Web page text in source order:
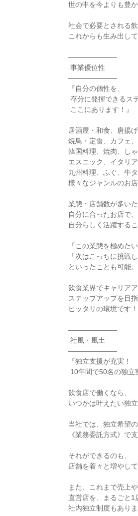
世の中を今よりも豊か
社会で必要とされる飲
これからも生み出し
―――――――
―――――――
『自分の個性を、
居酒屋・和食、唐揚
焼鳥・定食、カフェ、
韓国料理、焼肉、しゃ
エスニック、イタリ
九州料理、ふぐ、牛
様々なジャンルのお店
業態・店舗数が多い
自分に合ったお店で、
自分らしく活躍する
「この業態を極めたい
「次はこっちに挑戦
といったことも可能。
飲食業界でキャリアア
ステップアップを目
ピッタリの環境です！
―――――――
―――――――
『独立支援が充実！
飲食店で働くなら、
いつかは叶えたい独立
当社では、独立希望
《業務委託方式》で
それができるのも、
店舗を着々と増やし
また、これまで売上
直営店を、まるごと1
社内独立制度もありま